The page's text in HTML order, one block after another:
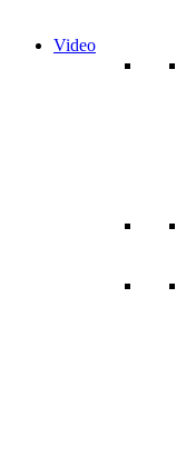
Video